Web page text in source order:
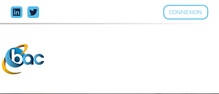
CONNEXION
Aller
au